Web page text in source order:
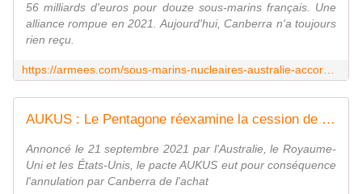
56 milliards d'euros pour douze sous-marins français. Une
alliance rompue en 2021. Aujourd'hui, Canberra n'a toujours
rien reçu.
AUKUS : Le Pentagone réexamine la cession de sous-marins nucléaires d'attaque à l'Australie - Zone Militaire
Annoncé le 21 septembre 2021 par l'Australie, le Royaume-
Uni et les États-Unis, le pacte AUKUS eut pour conséquence
l'annulation par Canberra de l'achat